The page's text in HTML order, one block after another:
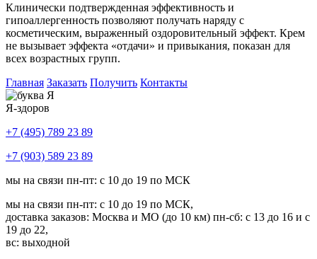
Клинически подтвержденная эффективность и
гипоаллергенность позволяют получать наряду с
косметическим, выраженный оздоровительный эффект. Крем
не вызывает эффекта «отдачи» и привыкания, показан для
всех возрастных групп.
Главная Заказать Получить Контакты
Я-здоров
+7 (495) 789 23 89
+7 (903) 589 23 89
мы на связи пн-пт: с 10 до 19 по МСК
мы на связи пн-пт: с 10 до 19 по МСК,
доставка заказов: Москва и МО (до 10 км) пн-сб: с 13 до 16 и с
19 до 22,
вс: выходной